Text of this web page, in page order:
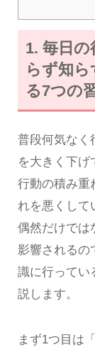
1. 毎日
らず知
る7つの
普段何気なく
を大きく下げ
行動の積み重
れを悪くして
偶然だけでは
影響されるの
識に行ってい
説します。
まず1つ目は